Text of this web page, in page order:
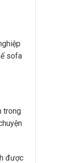
sofa
trong
được